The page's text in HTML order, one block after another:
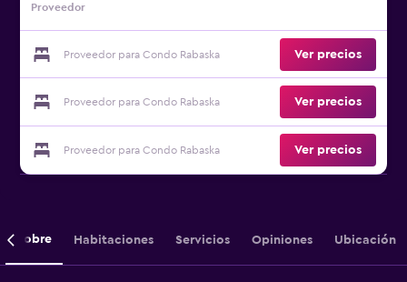
Proveedor
Proveedor para Condo Rabaska Ver precios
Proveedor para Condo Rabaska Ver precios
Proveedor para Condo Rabaska Ver precios
Sobre Habitaciones Servicios Opiniones Ubicación